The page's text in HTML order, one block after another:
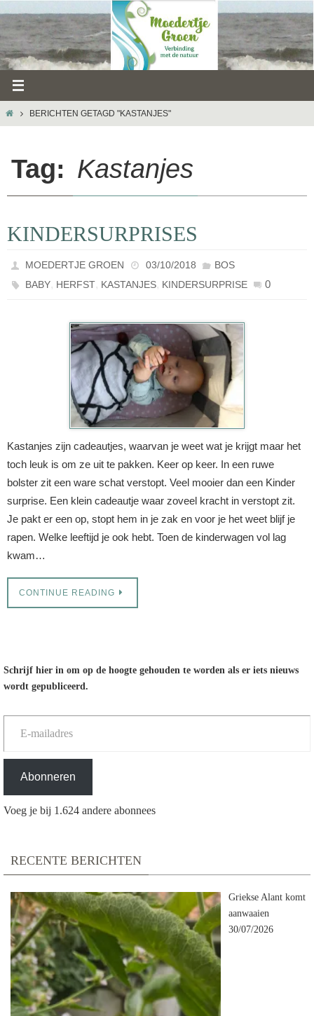
naar
inhoud
HOMEBERICHTEN GETAGD "KASTANJES"
Tag: Kastanjes
KINDERSURPRISES
MOEDERTJE GROEN 03/10/2018
BOS
BABY, HERFST, KASTANJES, KINDERSURPRISE 0
Kastanjes zijn cadeautjes, waarvan je weet wat je krijgt maar het
toch leuk is om ze uit te pakken. Keer op keer. In een ruwe
bolster zit een ware schat verstopt. Veel mooier dan een Kinder
surprise. Een klein cadeautje waar zoveel kracht in verstopt zit.
Je pakt er een op, stopt hem in je zak en voor je het weet blijf je
rapen. Welke leeftijd je ook hebt. Toen de kinderwagen vol lag
kwam…
CONTINUE READING
Schrijf hier in om op de hoogte gehouden te worden als er iets nieuws
wordt gepubliceerd.
E-mailadres
Abonneren
Voeg je bij 1.624 andere abonnees
RECENTE BERICHTEN
Griekse Alant komt
aanwaaien
30/07/2026